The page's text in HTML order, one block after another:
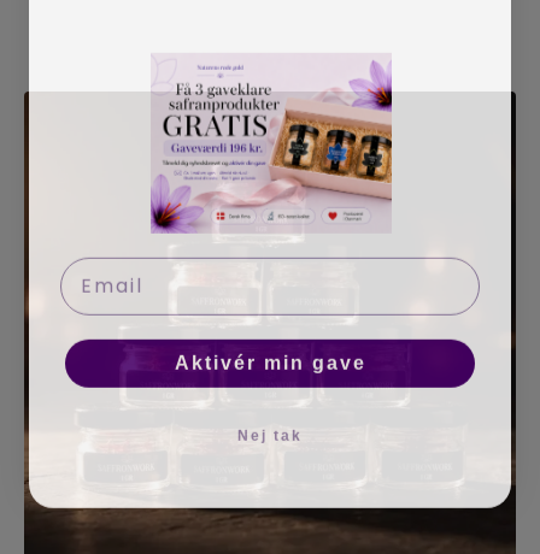
Email
Aktivér min gave
Nej tak